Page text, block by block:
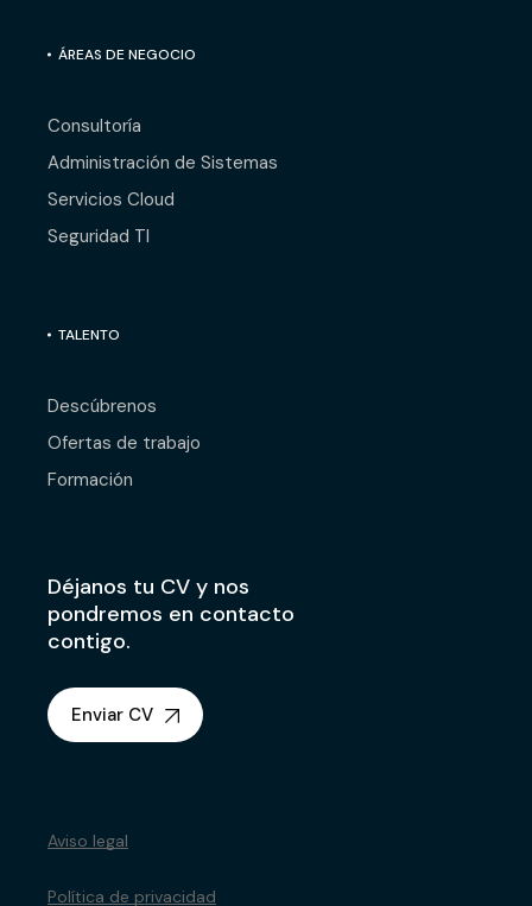
ÁREAS DE NEGOCIO
Consultoría
Administración de Sistemas
Servicios Cloud
Seguridad TI
TALENTO
Descúbrenos
Ofertas de trabajo
Formación
Déjanos tu CV y nos
pondremos en contacto
contigo.
Enviar CV
Aviso legal
Política de privacidad